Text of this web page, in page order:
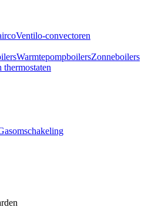
Ventilo-convectoren
WarmtepompboilersZonneboilers
thermostaten